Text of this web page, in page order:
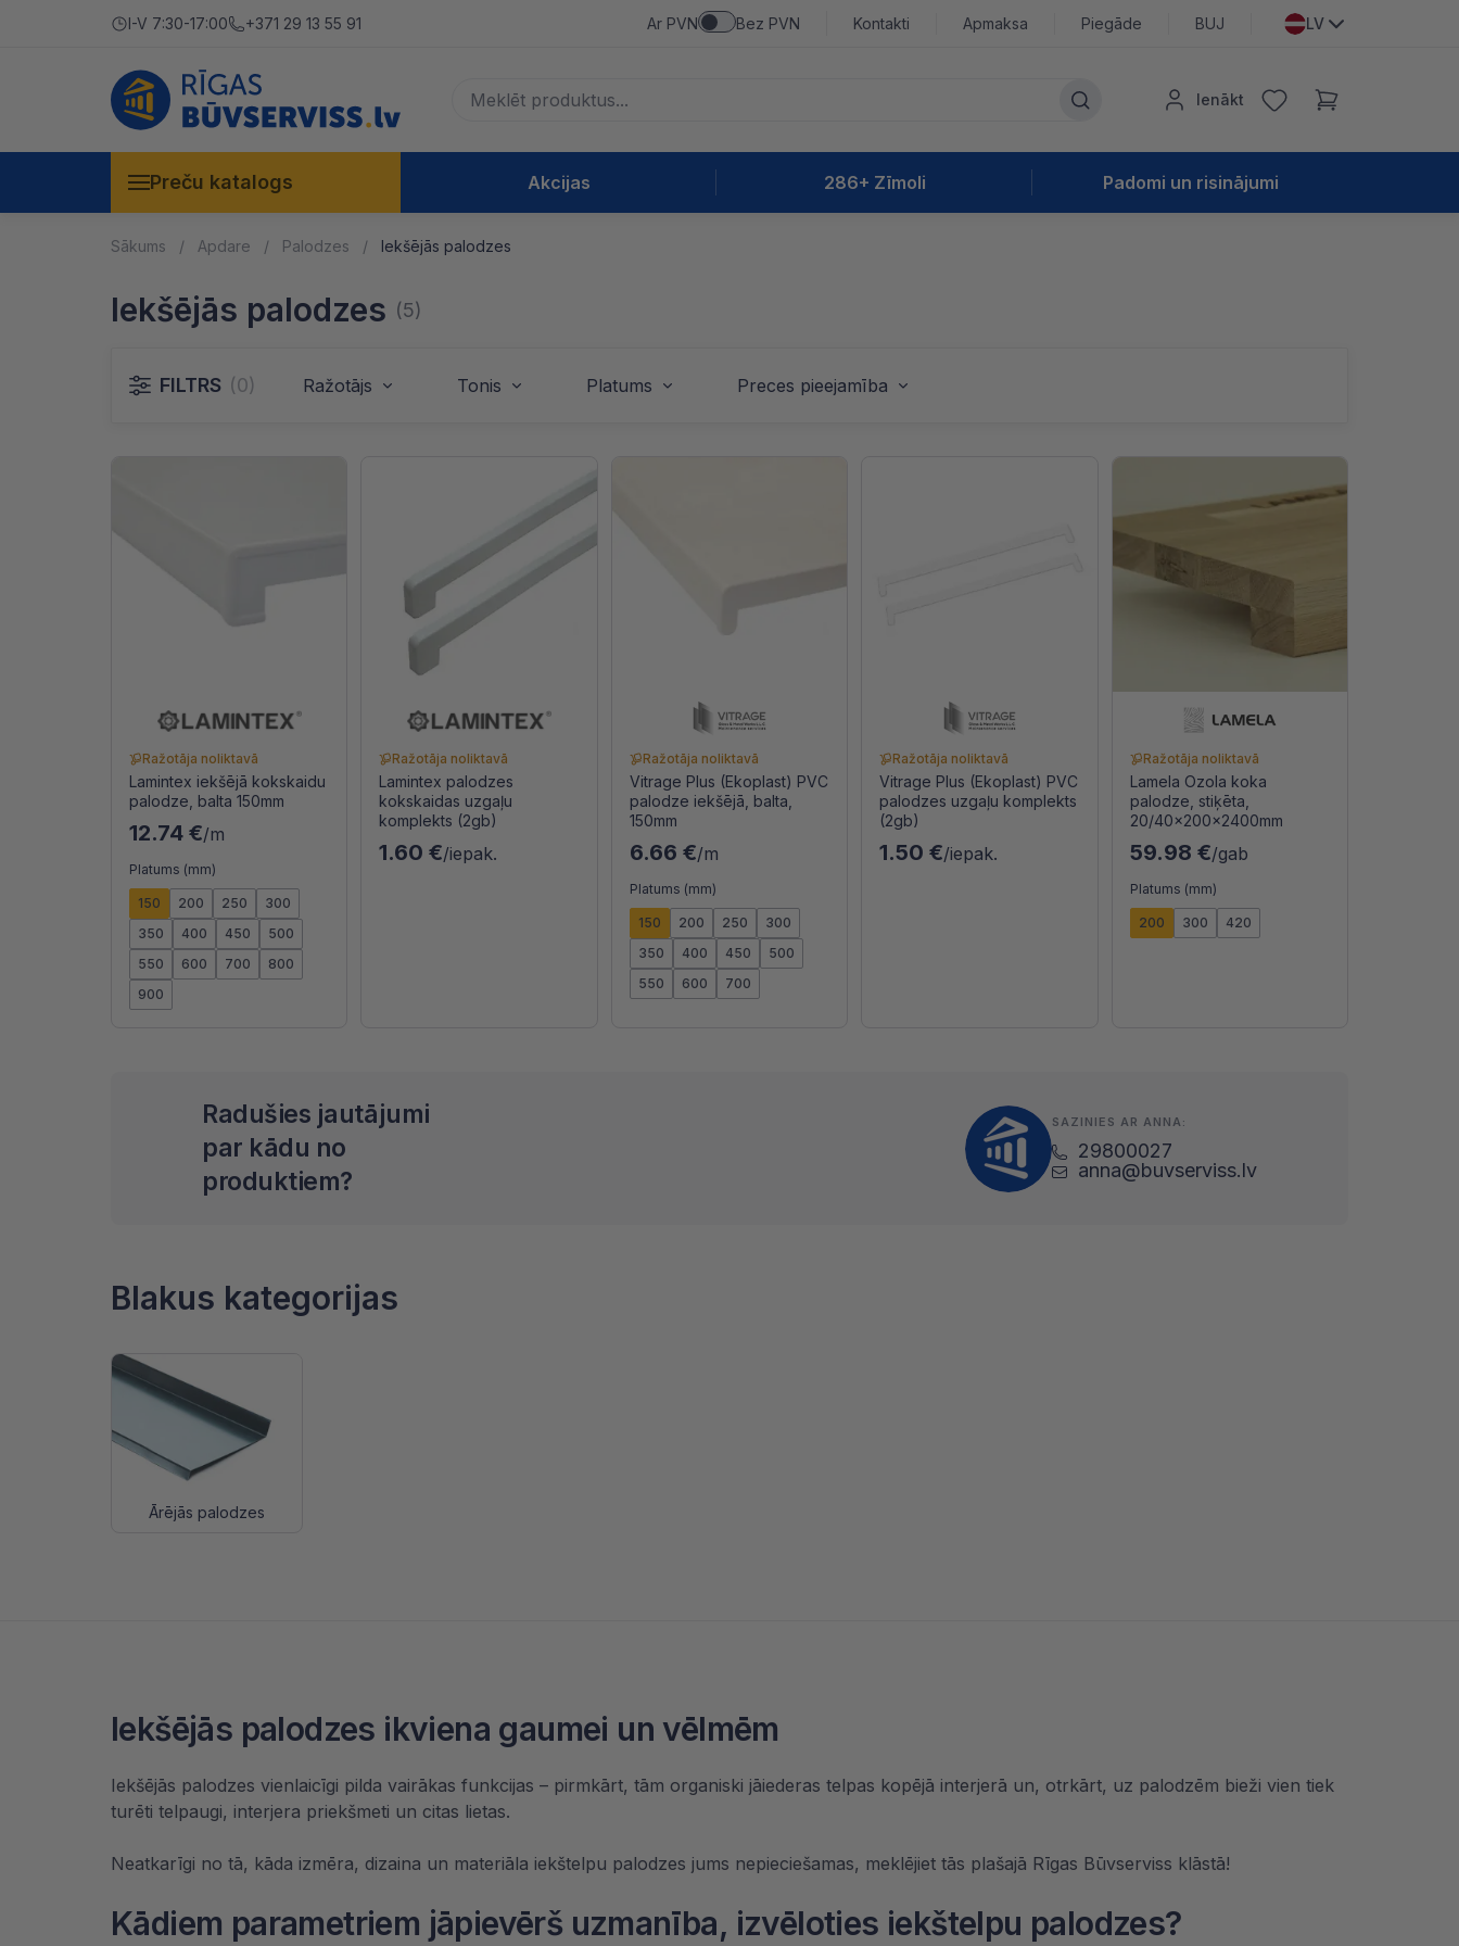
I-V 7:30-17:00 +371 29 13 55 91 Ar PVN Bez PVN Kontakti Apmaksa Piegāde BUJ LV
Ienākt
Preču katalogs Akcijas 286+ Zīmoli Padomi un risinājumi
Sākums Apdare Palodzes Iekšējās palodzes
Iekšējās palodzes (5)
FILTRS (0) Ražotājs Tonis Platums Preces pieejamība
Ražotāja noliktavā
Lamintex iekšējā kokskaidu
palodze, balta 150mm
12.74 €/m
Platums (mm)
150 200 250
300
350
400 450
500
550
600 700
800
900
Ražotāja noliktavā
Lamintex palodzes
kokskaidas uzgaļu
komplekts (2gb)
1.60 €/iepak.
Ražotāja noliktavā
Vitrage Plus (Ekoplast) PVC
palodze iekšējā, balta,
150mm
6.66 €/m
Platums (mm)
150 200 250
300
350
400 450
500
550
600 700
Ražotāja noliktavā
Vitrage Plus (Ekoplast) PVC
palodzes uzgaļu komplekts
(2gb)
1.50 €/iepak.
Ražotāja noliktavā
Lamela Ozola koka
palodze, stiķēta,
20/40x200x2400mm
59.98 €/gab
Platums (mm)
200 300 420
Radušies jautājumi
par kādu no
produktiem?
SAZINIES AR ANNA:
29800027
anna@buvserviss.lv
Blakus kategorijas
Ārējās palodzes
Iekšējās palodzes ikviena gaumei un vēlmēm
Iekšējās palodzes vienlaicīgi pilda vairākas funkcijas – pirmkārt, tām organiski jāiederas telpas kopējā interjerā un, otrkārt, uz palodzēm bieži vien tiek
turēti telpaugi, interjera priekšmeti un citas lietas.
Neatkarīgi no tā, kāda izmēra, dizaina un materiāla iekštelpu palodzes jums nepieciešamas, meklējiet tās plašajā Rīgas Būvserviss klāstā!
Kādiem parametriem jāpievērš uzmanība, izvēloties iekštelpu palodzes?